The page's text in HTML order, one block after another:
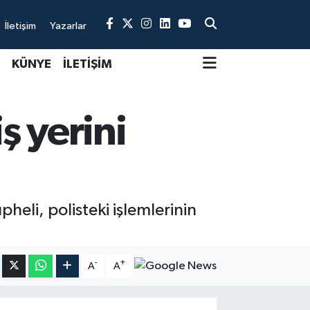
İletişim Yazarlar
KÜNYE İLETİŞİM
yerini
polisteki işlemlerinin
A- A+